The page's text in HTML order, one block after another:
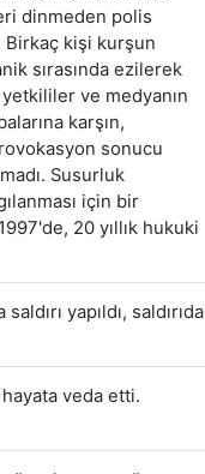
dinmeden polis
kişi kurşun
sırasında ezilerek
yetkililer ve medyanın
karşın,
sonucu
Susurluk
için bir
20 yıllık hukuki
yapıldı, saldırıda
veda etti.